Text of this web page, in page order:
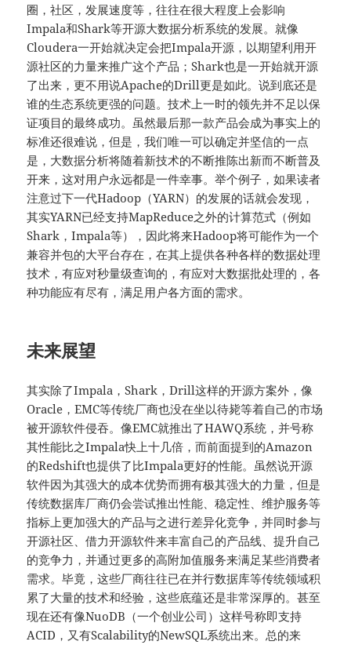
圈，社区，发展速度等，往往在很大程度上会影响
Impala和Shark等开源大数据分析系统的发展。就像
Cloudera一开始就决定会把Impala开源，以期望利用开
源社区的力量来推广这个产品；Shark也是一开始就开源
了出来，更不用说Apache的Drill更是如此。说到底还是
谁的生态系统更强的问题。技术上一时的领先并不足以保
证项目的最终成功。虽然最后那一款产品会成为事实上的
标准还很难说，但是，我们唯一可以确定并坚信的一点
是，大数据分析将随着新技术的不断推陈出新而不断普及
开来，这对用户永远都是一件幸事。举个例子，如果读者
注意过下一代Hadoop（YARN）的发展的话就会发现，
其实YARN已经支持MapReduce之外的计算范式（例如
Shark，Impala等），因此将来Hadoop将可能作为一个
兼容并包的大平台存在，在其上提供各种各样的数据处理
技术，有应对秒量级查询的，有应对大数据批处理的，各
种功能应有尽有，满足用户各方面的需求。
未来展望
其实除了Impala，Shark，Drill这样的开源方案外，像
Oracle，EMC等传统厂商也没在坐以待毙等着自己的市场
被开源软件侵吞。像EMC就推出了HAWQ系统，并号称
其性能比之Impala快上十几倍，而前面提到的Amazon
的Redshift也提供了比Impala更好的性能。虽然说开源
软件因为其强大的成本优势而拥有极其强大的力量，但是
传统数据库厂商仍会尝试推出性能、稳定性、维护服务等
指标上更加强大的产品与之进行差异化竞争，并同时参与
开源社区、借力开源软件来丰富自己的产品线、提升自己
的竞争力，并通过更多的高附加值服务来满足某些消费者
需求。毕竟，这些厂商往往已在并行数据库等传统领域积
累了大量的技术和经验，这些底蕴还是非常深厚的。甚至
现在还有像NuoDB（一个创业公司）这样号称即支持
ACID，又有Scalability的NewSQL系统出来。总的来